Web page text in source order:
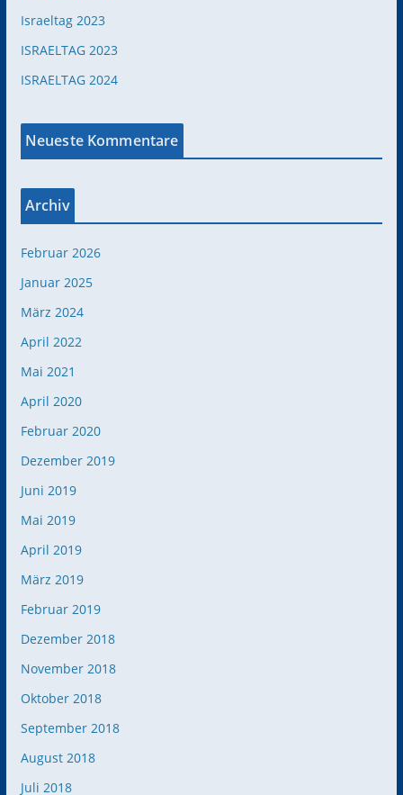
Israeltag 2023
ISRAELTAG 2023
ISRAELTAG 2024
Neueste Kommentare
Archiv
Februar 2026
Januar 2025
März 2024
April 2022
Mai 2021
April 2020
Februar 2020
Dezember 2019
Juni 2019
Mai 2019
April 2019
März 2019
Februar 2019
Dezember 2018
November 2018
Oktober 2018
September 2018
August 2018
Juli 2018